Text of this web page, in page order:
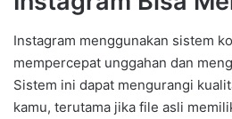
Instagram menggunakan sistem
mempercepat unggahan dan
Sistem ini dapat mengurangi
kamu, terutama jika file asli